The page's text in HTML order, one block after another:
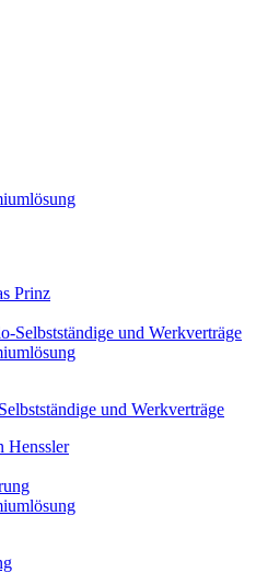
Prinz
und Werkverträge
Henssler